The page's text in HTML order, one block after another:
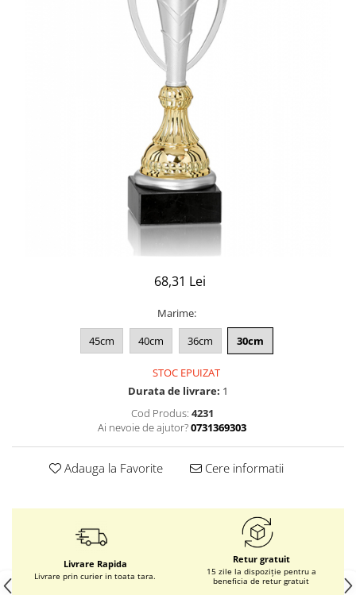
68,31 Lei
Marime:
45cm
40cm 36cm 30cm
STOC EPUIZAT
Durata de livrare: 1
Cod Produs: 4231
Ai nevoie de ajutor?0731369303
Adauga la Favorite Cere informatii
Livrare Rapida
Livrare prin curier in toata tara.
Retur gratuit
15 zile la dispoziție pentru a
beneficia de retur gratuit